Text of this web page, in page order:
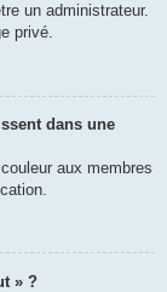
un administrateur.
privé.
dans une
aux membres
» ?